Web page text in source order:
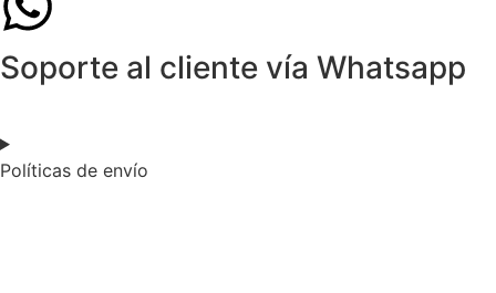
Soporte al cliente vía Whatsapp
Políticas de envío